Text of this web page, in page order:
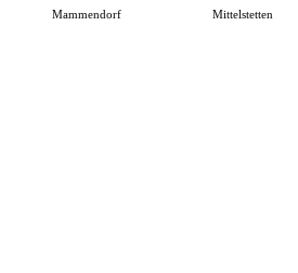
Mammendorf Mittelstetten